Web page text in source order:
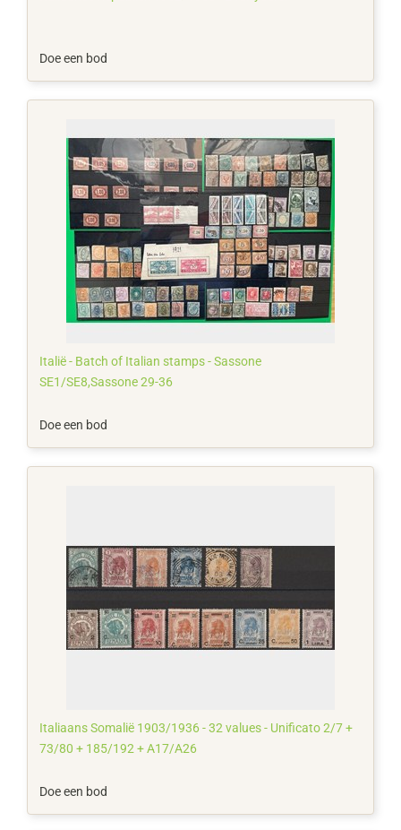
Doe een bod
Italië - Batch of Italian stamps - Sassone
SE1/SE8,Sassone 29-36
Doe een bod
Italiaans Somalië 1903/1936 - 32 values - Unificato 2/7 +
73/80 + 185/192 + A17/A26
Doe een bod